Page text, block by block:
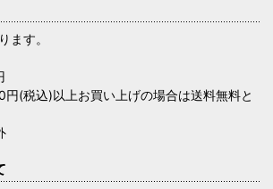
ます。
円(税込)以上お買い上げの場合は送料無料と